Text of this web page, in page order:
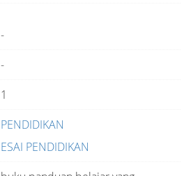
-
-
1
PENDIDIKAN
ESAI PENDIDIKAN